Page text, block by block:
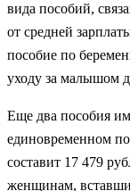
вида пособий,
от средней
пособие по
уходу за малышом
Еще два пособия
единовременном
составит 17 479
женщинам,